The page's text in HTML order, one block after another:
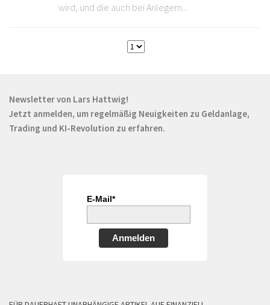
wird, und die auch bei Anlegern...
Newsletter von Lars Hattwig!
Jetzt anmelden, um regelmäßig Neuigkeiten zu Geldanlage,
Trading und KI-Revolution zu erfahren.
E-Mail*
Anmelden